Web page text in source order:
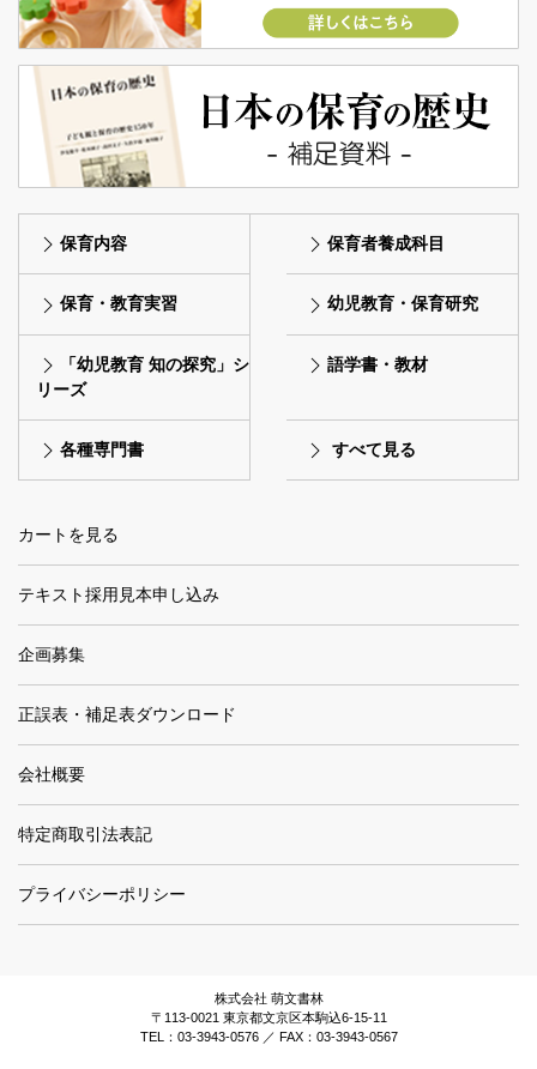
保育内容 保育者養成科目
保育・教育実習 幼児教育・保育研究
「幼児教育 知の探究」シ
リーズ
語学書・教材
各種専門書 すべて見る
カートを見る
テキスト採用見本申し込み
企画募集
正誤表・補足表ダウンロード
会社概要
特定商取引法表記
プライバシーポリシー
株式会社 萌文書林
〒113-0021 東京都文京区本駒込6-15-11
TEL：03-3943-0576 ／ FAX：03-3943-0567